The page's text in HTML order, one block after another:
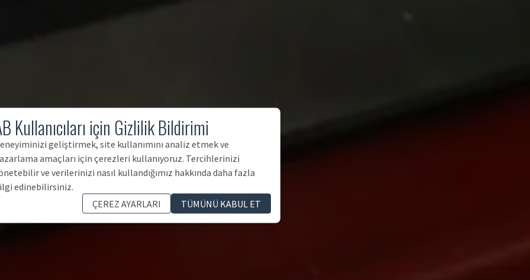
Kullanıcıları için Gizlilik Bildirimi
geliştirmek, site kullanımını analiz etmek ve
amaçları için çerezleri kullanıyoruz. Tercihlerinizi
ve verilerinizi nasıl kullandığımız hakkında daha fazla
edinebilirsiniz.
ÇEREZ AYARLARI
TÜMÜNÜ KABUL ET